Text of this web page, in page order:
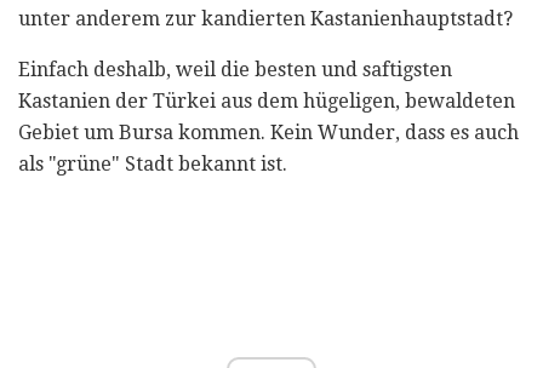
unter anderem zur kandierten Kastanienhauptstadt?
Einfach deshalb, weil die besten und saftigsten
Kastanien der Türkei aus dem hügeligen, bewaldeten
Gebiet um Bursa kommen. Kein Wunder, dass es auch
als "grüne" Stadt bekannt ist.